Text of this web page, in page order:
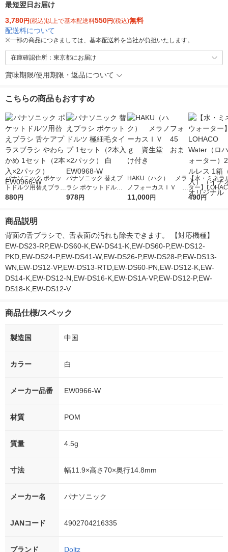
最短翌日お届け
3,780円(税込)以上で基本配送料550円(税込)無料
配送料について
※一部の商品につきましては、基本配送料を当社が負担いたします。
在庫確認住所：東京都にお届け
賞味期限/使用期限・返品について
こちらの商品もおすすめ
パナソニック ポケッ
トドルツ用替えブラシ
舌ケアプラスブラシ
W0966-W
880円
パナソニック 替えブ
ラシ ポケットドルツ
極細毛タイプ 1セット
978円
HAKU（ハク） メラ
ノフォーカスＩＶ 4
5ｇ 資生堂 おまけ
11,000円
【水・ミネラ
ター】
r（ロハコウ
490円
商品説明
背面の舌ブラシで、舌表面の汚れも除去できます。 【対応機種】
EW-DS23-RP,EW-DS60-K,EW-DS41-K,EW-DS60-P,EW-DS12-
PKD,EW-DS24-P,EW-DS41-W,EW-DS26-P,EW-DS28-P,EW-DS13-
WN,EW-DS12-VP,EW-DS13-RTD,EW-DS60-PN,EW-DS12-K,EW-
DS14-K,EW-DS12-N,EW-DS16-K,EW-DS1A-VP,EW-DS12-P,EW-
DS18-K,EW-DS12-V
商品仕様/スペック
製造国 中国
カラー 白
メーカー品番 EW0966-W
材質 POM
質量 4.5g
寸法 幅11.9×高さ70×奥行14.8mm
メーカー名 パナソニック
JANコード 4902704216335
ブランド Doltz